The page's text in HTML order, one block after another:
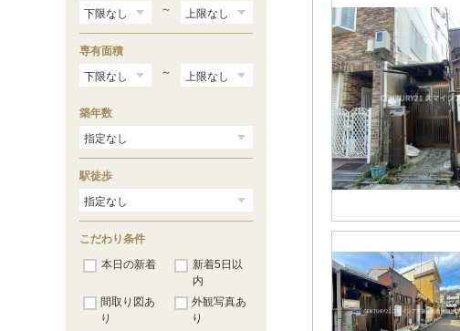
～
専有面積
～
築年数
駅徒歩
こだわり条件
本日の新着
新着5日以
内
間取り図あ
り
外観写真あ
り